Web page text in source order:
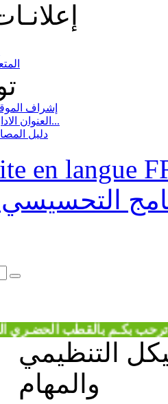
إشراف
العنوان الاداري +الهاتف...
دليل
en langue
بكـم بالقطب الحضـري الجديد
التنظيمي
والمهام